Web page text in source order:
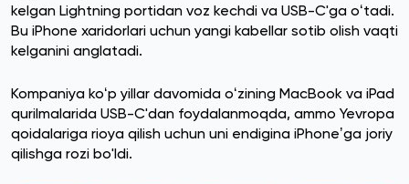
kelgan Lightning portidan voz kechdi va USB-C'ga oʻtadi.
Bu iPhone xaridorlari uchun yangi kabellar sotib olish vaqti
kelganini anglatadi.
Kompaniya koʻp yillar davomida oʻzining MacBook va iPad
qurilmalarida USB-C'dan foydalanmoqda, ammo Yevropa
qoidalariga rioya qilish uchun uni endigina iPhoneʼga joriy
qilishga rozi bo'ldi.